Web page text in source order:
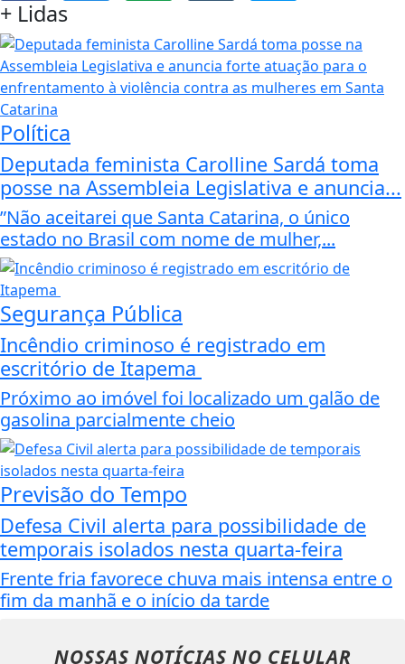
+ Lidas
Política
Deputada feminista Carolline Sardá toma
posse na Assembleia Legislativa e anuncia...
”Não aceitarei que Santa Catarina, o único
estado no Brasil com nome de mulher,...
Segurança Pública
Incêndio criminoso é registrado em
escritório de Itapema
Próximo ao imóvel foi localizado um galão de
gasolina parcialmente cheio
Previsão do Tempo
Defesa Civil alerta para possibilidade de
temporais isolados nesta quarta-feira
Frente fria favorece chuva mais intensa entre o
fim da manhã e o início da tarde
NOSSAS NOTÍCIAS NO CELULAR